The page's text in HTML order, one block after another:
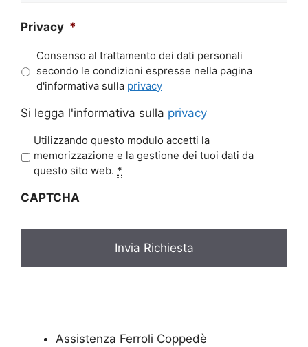
Privacy *
Consenso al trattamento dei dati personali
secondo le condizioni espresse nella pagina
d'informativa sulla privacy
Si legga l'informativa sulla privacy
r
a
y
Utilizzando questo modulo accetti la
memorizzazione e la gestione dei tuoi dati da
questo sito web. *
CAPTCHA
Assistenza Ferroli Coppedè